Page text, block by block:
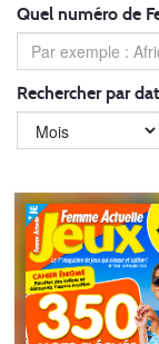
Quel numéro de
Rechercher par